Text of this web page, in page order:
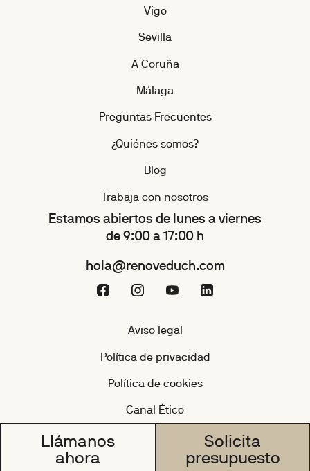
Llámanos
ahora
Solicita
presupuesto
Vigo
Sevilla
A Coruña
Málaga
Preguntas Frecuentes
¿Quiénes somos?
Blog
Trabaja con nosotros
Estamos abiertos de lunes a viernes
de 9:00 a 17:00 h
hola@renoveduch.com
Aviso legal
Política de privacidad
Política de cookies
Canal Ético
© Renoveduch 2026